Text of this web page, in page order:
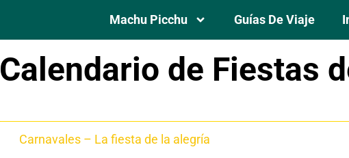
Machu Picchu Guías De Viaje
Calendario de Fiestas
Carnavales – La fiesta de la alegría